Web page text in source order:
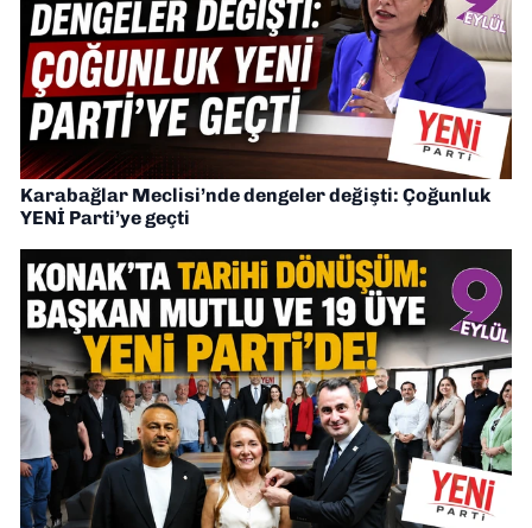
Karabağlar Meclisi’nde dengeler değişti: Çoğunluk
YENİ Parti’ye geçti